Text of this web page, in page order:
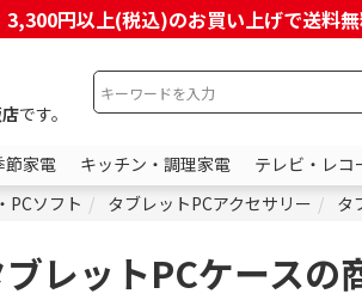
円以上(税込)のお買い上げで送料
です。
節家電 キッチン・調理家電 テレビ・レコ
PCソフト タブレットPCアクセサリー タ
レットPCケースの